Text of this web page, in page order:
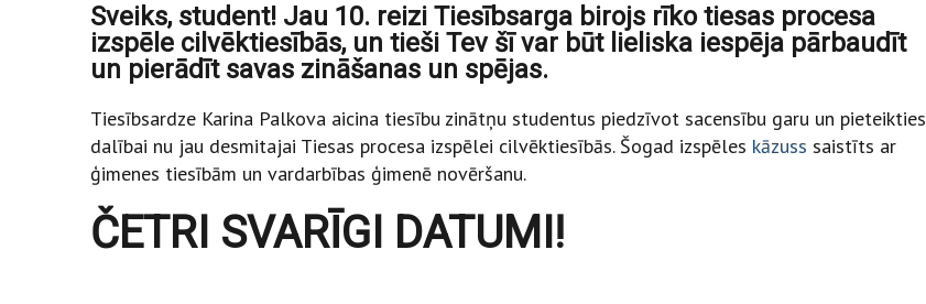
Sveiks, student! Jau 10. reizi Tiesībsarga birojs rīko tiesas procesa
izspēle cilvēktiesībās, un tieši Tev šī var būt lieliska iespēja pārbaudīt
un pierādīt savas zināšanas un spējas.
Tiesībsardze Karina Palkova aicina tiesību zinātņu studentus piedzīvot sacensību garu un pieteikties
dalībai nu jau desmitajai Tiesas procesa izspēlei cilvēktiesībās. Šogad izspēles kāzuss saistīts ar
ģimenes tiesībām un vardarbības ģimenē novēršanu.
ČETRI SVARĪGI DATUMI!